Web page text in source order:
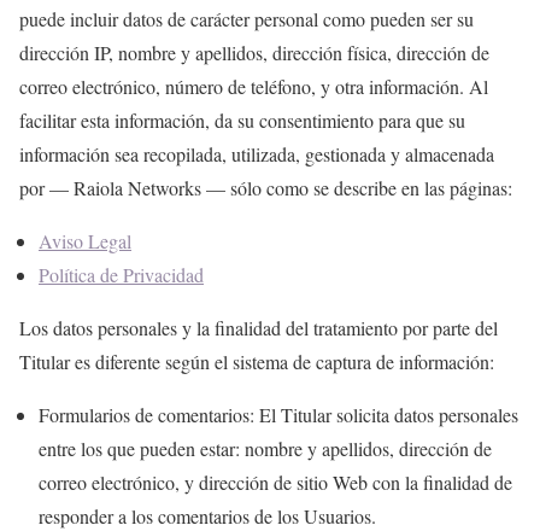
puede incluir datos de carácter personal como pueden ser su
dirección IP, nombre y apellidos, dirección física, dirección de
correo electrónico, número de teléfono, y otra información. Al
facilitar esta información, da su consentimiento para que su
información sea recopilada, utilizada, gestionada y almacenada
por — Raiola Networks — sólo como se describe en las páginas:
Aviso Legal
Política de Privacidad
Los datos personales y la finalidad del tratamiento por parte del
Titular es diferente según el sistema de captura de información:
Formularios de comentarios: El Titular solicita datos personales
entre los que pueden estar: nombre y apellidos, dirección de
correo electrónico, y dirección de sitio Web con la finalidad de
responder a los comentarios de los Usuarios.